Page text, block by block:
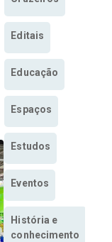
Editais
Educação
Espaços
Estudos
Eventos
História e
conhecimento